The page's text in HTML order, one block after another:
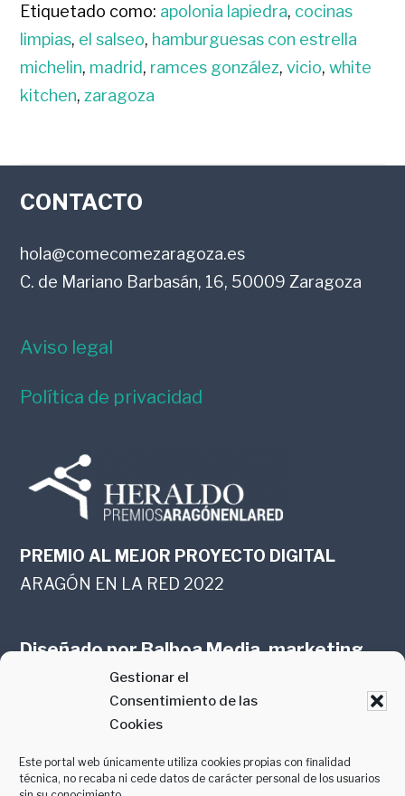
Gestionar el
Consentimiento de las
Cookies
Este portal web únicamente utiliza cookies propias con finalidad
técnica, no recaba ni cede datos de carácter personal de los usuarios
Etiquetado como: apolonia lapiedra, cocinas
limpias, el salseo, hamburguesas con estrella
michelin, madrid, ramces gonzález,vicio,white
kitchen,zaragoza
FOOTER
CONTACTO
hola@comecomezaragoza.es
C. de Mariano Barbasán, 16, 50009 Zaragoza
Aviso legal
Política de privacidad
PREMIO AL MEJOR PROYECTO DIGITAL
ARAGÓN EN LA RED 2022
Diseñado porBalboa Media, marketing
online en Zaragoza